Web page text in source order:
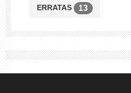
ERRATAS 13